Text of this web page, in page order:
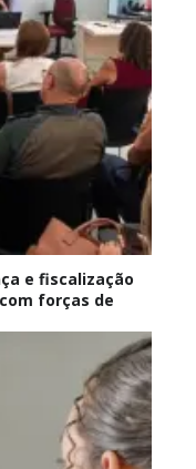
e fiscalização
forças de